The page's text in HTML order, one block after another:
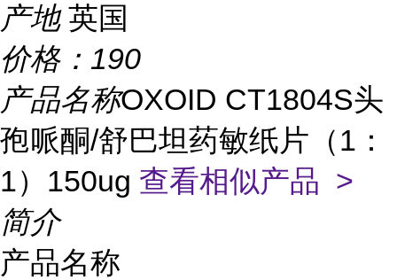
产地 英国
价格： 190
产品名称OXOID CT1804S头
孢哌酮/舒巴坦药敏纸片（1：
1）150ug 查看相似产品 >
简介
产品名称